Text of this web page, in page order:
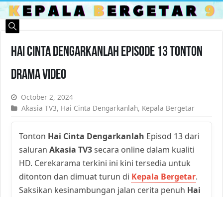
Hai Cinta Dengarkanlah Episode 13 Tonton
Drama Video
October 2, 2024
Akasia TV3, Hai Cinta Dengarkanlah, Kepala Bergetar
Tonton Hai Cinta Dengarkanlah Episod 13 dari
saluranAkasia TV3secara online dalam kualiti
HD. Cerekarama terkini ini kini tersedia untuk
ditonton dan dimuat turun di Kepala Bergetar.
Saksikan kesinambungan jalan cerita penuh Hai